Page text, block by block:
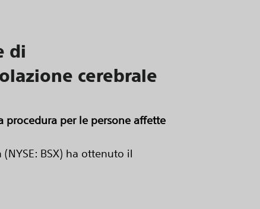
di
cerebrale
procedura per le persone affette
BSX) ha ottenuto il